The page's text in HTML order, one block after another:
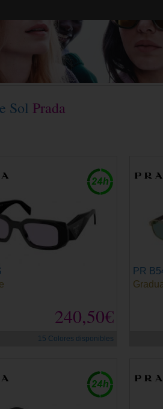
Sol Prada
240,50€
15 Colores disponibles
PR